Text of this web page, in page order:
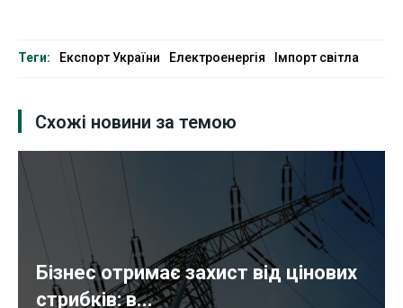
Теги: Експорт України Електроенергія Імпорт світла
Схожі новини за темою
Бізнес отримає захист від цінових
стрибків: в...